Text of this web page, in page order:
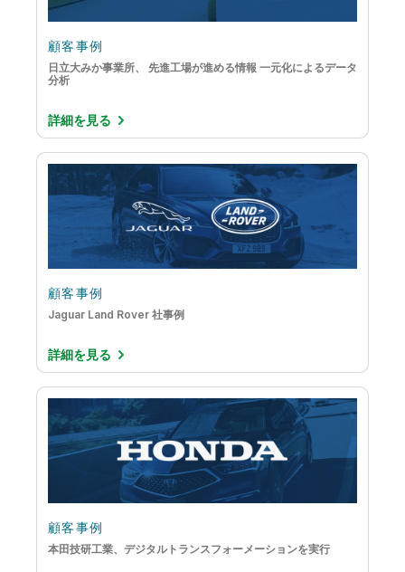
顧客事例
日立大みか事業所、 先進工場が進める情報 一元化によるデータ
分析
詳細を見る
顧客事例
Jaguar Land Rover 社事例
詳細を見る
顧客事例
本田技研工業、デジタルトランスフォーメーションを実行